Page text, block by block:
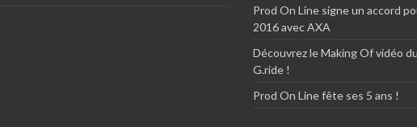
Prod On Line signe un accord
2016 avec AXA
Découvrez le Making Of vidéo
G.ride !
Prod On Line fête ses 5 ans !